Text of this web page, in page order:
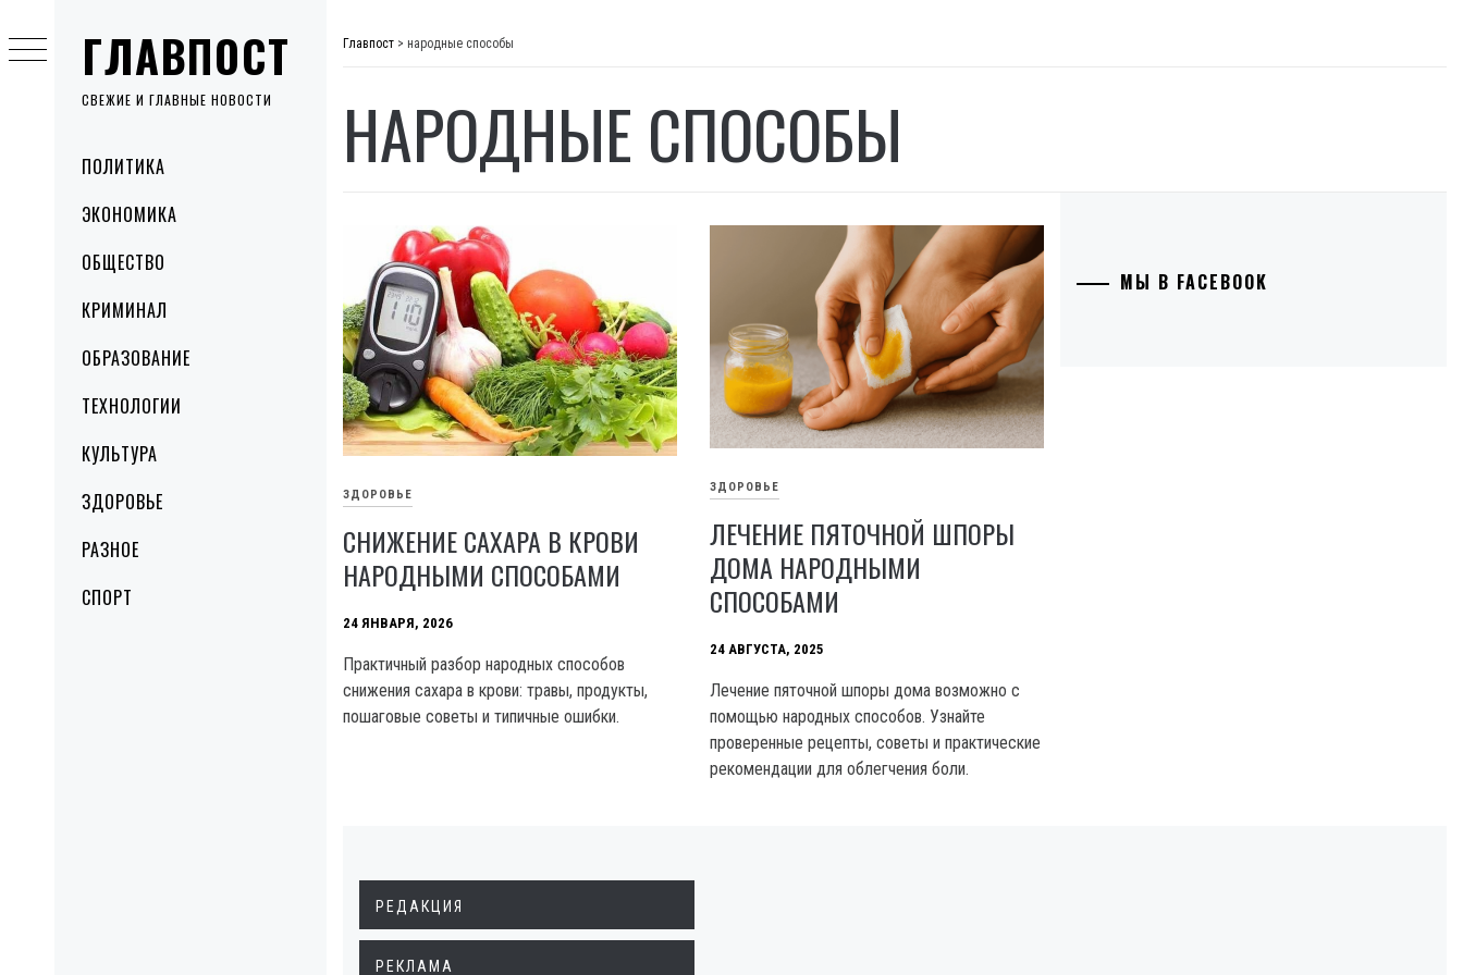
ГЛАВПОСТ
СВЕЖИЕ И ГЛАВНЫЕ НОВОСТИ
MenuПОЛИТИКА
ЭКОНОМИКА
ОБЩЕСТВО
КРИМИНАЛ
ОБРАЗОВАНИЕ
ТЕХНОЛОГИИ
КУЛЬТУРА
ЗДОРОВЬЕ
РАЗНОЕ
СПОРТ
to
content
Главпост > народные способы
НАРОДНЫЕ СПОСОБЫ
ЗДОРОВЬЕ
СНИЖЕНИЕ САХАРА В КРОВИ
НАРОДНЫМИ СПОСОБАМИ
24 ЯНВАРЯ, 2026
Практичный разбор народных способов
снижения сахара в крови: травы, продукты,
пошаговые советы и типичные ошибки.
ЗДОРОВЬЕ
ЛЕЧЕНИЕ ПЯТОЧНОЙ ШПОРЫ
ДОМА НАРОДНЫМИ
СПОСОБАМИ
24 АВГУСТА, 2025
Лечение пяточной шпоры дома возможно с
помощью народных способов. Узнайте
проверенные рецепты, советы и практические
рекомендации для облегчения боли.
МЫ В FACEBOOK
РЕДАКЦИЯ
РЕКЛАМА